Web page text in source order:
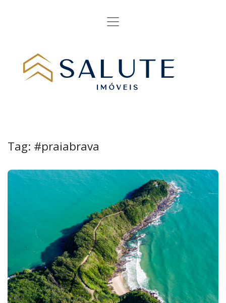
Tag: #praiabrava